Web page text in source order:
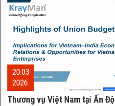
Bưởi Năm
20.03
2026
Thương vụ Việt Nam tại Ấn